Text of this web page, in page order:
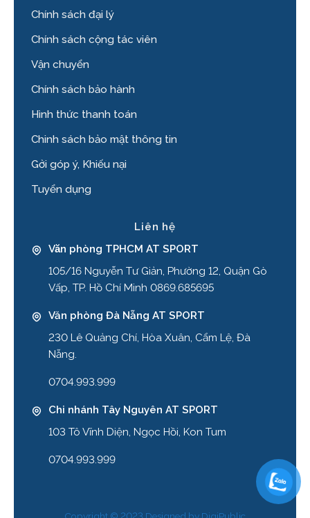
Chính sách đại lý
Chính sách cộng tác viên
Vận chuyển
Chính sách bảo hành
Hình thức thanh toán
Chinh sách bảo mật thông tin
Gởi góp ý, Khiếu nại
Tuyển dụng
Liên hệ
Văn phòng TPHCM AT SPORT
105/16 Nguyễn Tư Giản, Phường 12, Quận Gò
Vấp, TP. Hồ Chí Minh 0869.685695
Văn phòng Đà Nẵng AT SPORT
230 Lê Quảng Chí, Hòa Xuân, Cẩm Lệ, Đà
Nẵng.
0704.993.999
Chi nhánh Tây Nguyên AT SPORT
103 Tô Vĩnh Diện, Ngọc Hồi, Kon Tum
0704.993.999